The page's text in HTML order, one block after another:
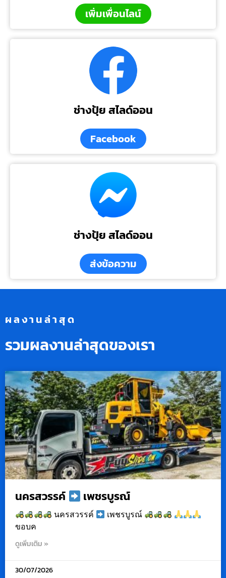
เพิ่มเพื่อนไลน์
ช่างปุ้ย สไลด์ออน
Facebook
ช่างปุ้ย สไลด์ออน
ส่งข้อความ
ผลงานล่าสุด
รวมผลงานล่าสุดของเรา
นครสวรรค์ เพชรบูรณ์
นครสวรรค์
เพชรบูรณ์
ขอบค
ดูเพิ่มเติม »
30/07/2026